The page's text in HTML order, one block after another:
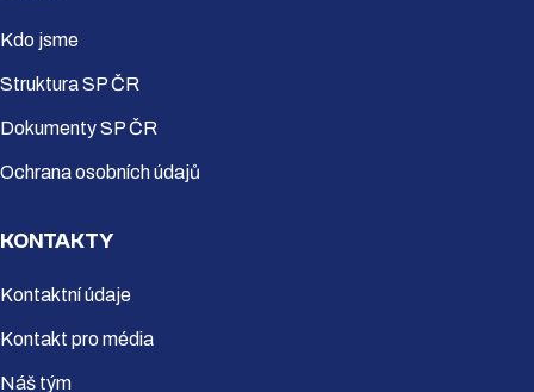
Kdo jsme
Struktura SP ČR
Dokumenty SP ČR
Ochrana osobních údajů
KONTAKTY
Kontaktní údaje
Kontakt pro média
Náš tým